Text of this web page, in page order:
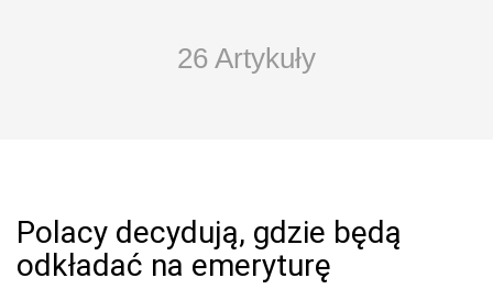
26 Artykuły
Polacy decydują, gdzie będą
odkładać na emeryturę